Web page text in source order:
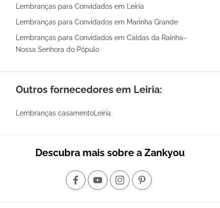
Lembranças para Convidados em Leiria
Lembranças para Convidados em Marinha Grande
Lembranças para Convidados em Caldas da Rainha-
Nossa Senhora do Pópulo
Outros fornecedores em Leiria:
Lembranças casamentoLeiria
Descubra mais sobre a Zankyou